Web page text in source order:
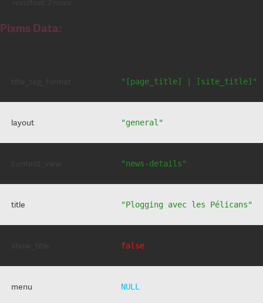
Pixms Data:
"[page_title] | [site_title]"
layout "general"
"news-details"
title "Plogging avec les Pélicans"
false
menu NULL